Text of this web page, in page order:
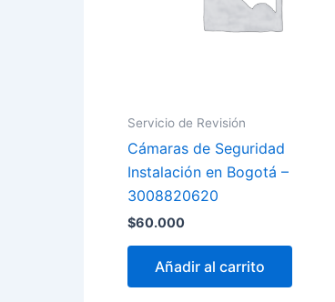
Servicio de Revisión
Cámaras de Seguridad
Instalación en Bogotá –
3008820620
$60.000
Añadir al carrito